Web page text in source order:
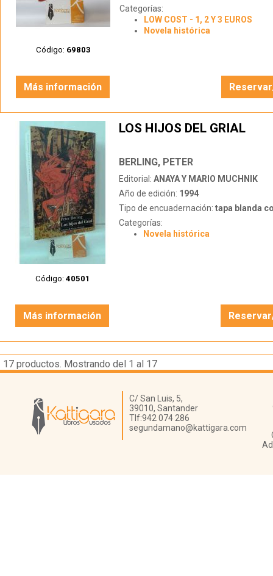
Código: 69803
Categorías:
LOW COST - 1, 2 Y 3 EUROS
Novela histórica
Más información
Código: 40501
LOS HIJOS DEL GRIAL
BERLING, PETER
Editorial: ANAYA Y MARIO MUCHNIK
Año de edición: 1994
Tipo de encuadernación: tapa blanda
Categorías:
Novela histórica
Más información
17 productos. Mostrando del 1 al 17
Librería Kattigara
C/ San Luis, 5,
39010, Santander
Tlf:942 074 286
segundamano@kattigara.com